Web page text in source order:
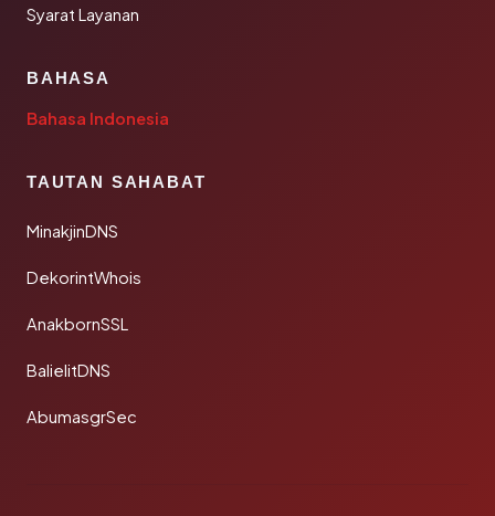
Syarat Layanan
BAHASA
Bahasa Indonesia
TAUTAN SAHABAT
MinakjinDNS
DekorintWhois
AnakbornSSL
BalielitDNS
AbumasgrSec